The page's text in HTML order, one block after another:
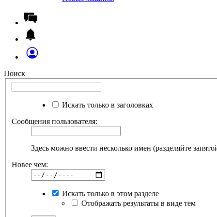
Поиск
Искать только в заголовках
Сообщения пользователя:
Здесь можно ввести несколько имен (разделяйте
Новее чем:
Искать только в этом разделе
Отображать результаты в виде тем